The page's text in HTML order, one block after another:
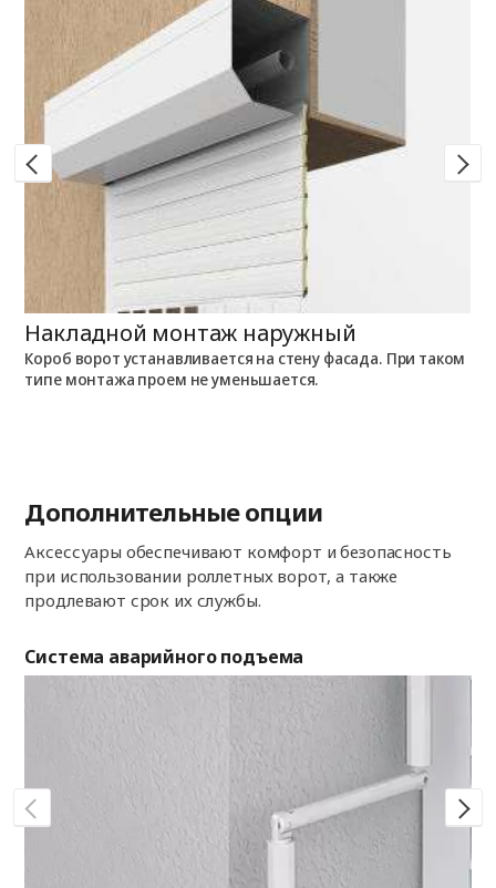
Накладной монтаж наружный
Короб ворот устанавливается на стену фасада. При таком
типе монтажа проем не уменьшается.
Дополнительные опции
Аксессуары обеспечивают комфорт и безопасность
при использовании роллетных ворот, а также
продлевают срок их службы.
Система аварийного подъема